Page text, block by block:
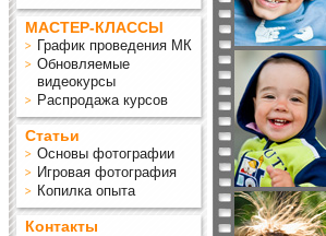
МАСТЕР-КЛАССЫ
График проведения МК
Обновляемые
видеокурсы
Распродажа курсов
Статьи
Основы фотографии
Игровая фотография
Копилка опыта
Контакты